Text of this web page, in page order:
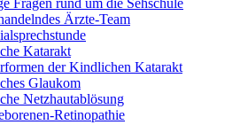
Fragen rund um die Sehschule
Ärzte-Team
Katarakt
der Kindlichen Katarakt
Glaukom
Netzhautablösung
Retinopathie